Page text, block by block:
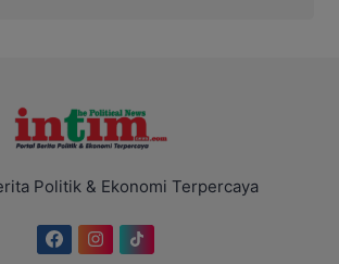
Politik & Ekonomi Terpercaya